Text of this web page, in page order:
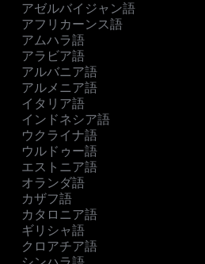
アゼルバイジャン語
アフリカーンス語
アムハラ語
アラビア語
アルバニア語
アルメニア語
イタリア語
インドネシア語
ウクライナ語
ウルドゥー語
エストニア語
オランダ語
カザフ語
カタロニア語
ギリシャ語
クロアチア語